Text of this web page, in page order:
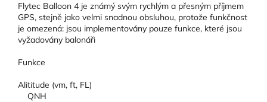
Flytec Balloon 4 je známý svým rychlým a přesným příjmem
GPS, stejně jako velmi snadnou obsluhou, protože funkčnost
je omezená: jsou implementovány pouze funkce, které jsou
vyžadovány balonáři
Funkce
Alititude (vm, ft, FL)
QNH